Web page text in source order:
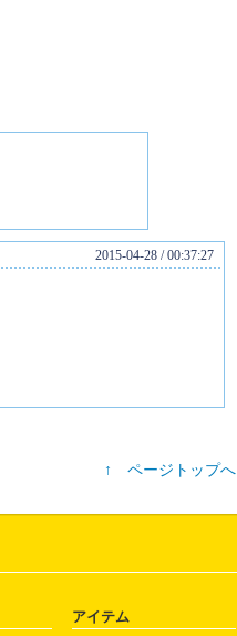
2015-04-28 / 00:37:27
↑ ページトップへ
アイテム